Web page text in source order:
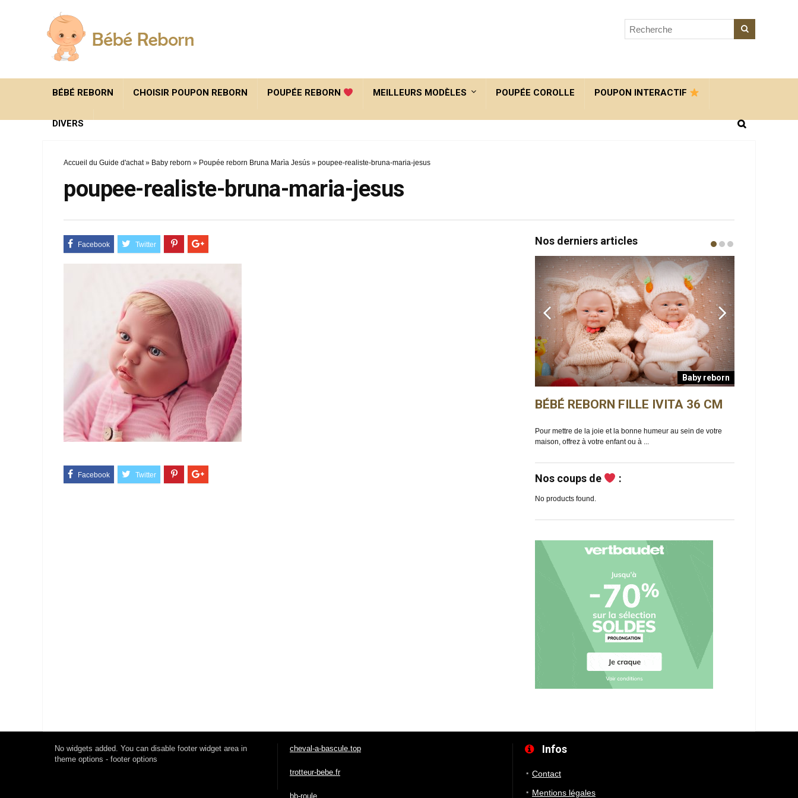
BÉBÉ REBORN CHOISIR POUPON REBORN POUPÉE REBORN MEILLEURS MODÈLES POUPÉE COROLLE POUPON INTERACTIF
DIVERS
Accueil du Guide d'achat» Baby reborn » Poupée reborn Bruna Marìa Jesús » poupee-realiste-bruna-maria-jesus
poupee-realiste-bruna-maria-jesus
Nos derniers articles
Baby reborn
BÉBÉ REBORN FILLE IVITA 36 CM
Pour mettre de la joie et la bonne humeur au sein de votre
maison, offrez à votre enfant ou à ...
Nos coups de :
No products found.
No widgets added. You can disable footer widget area in
theme options - footer options
cheval-a-bascule.top
trotteur-bebe.fr
bb-roule
Infos
Contact
Mentions légales